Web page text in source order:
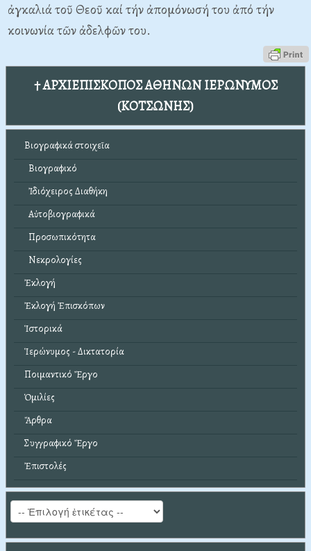
ἀγκαλιά τοῦ Θεοῦ καί τήν ἀπομόνωσή του ἀπό τήν
κοινωνία τῶν ἀδελφῶν του.
† ΑΡΧΙΕΠΙΣΚΟΠΟΣ ΑΘΗΝΩΝ ΙΕΡΩΝΥΜΟΣ
(ΚΟΤΣΩΝΗΣ)
Βιογραφικά στοιχεῖα
Βιογραφικό
Ἰδιόχειρος Διαθήκη
Αὐτοβιογραφικά
Προσωπικότητα
Νεκρολογίες
Ἐκλογή
Ἐκλογή Ἐπισκόπων
Ἱστορικά
Ἱερώνυμος - Δικτατορία
Ποιμαντικό Ἔργο
Ὁμιλίες
Ἄρθρα
Συγγραφικό Ἔργο
Ἐπιστολές